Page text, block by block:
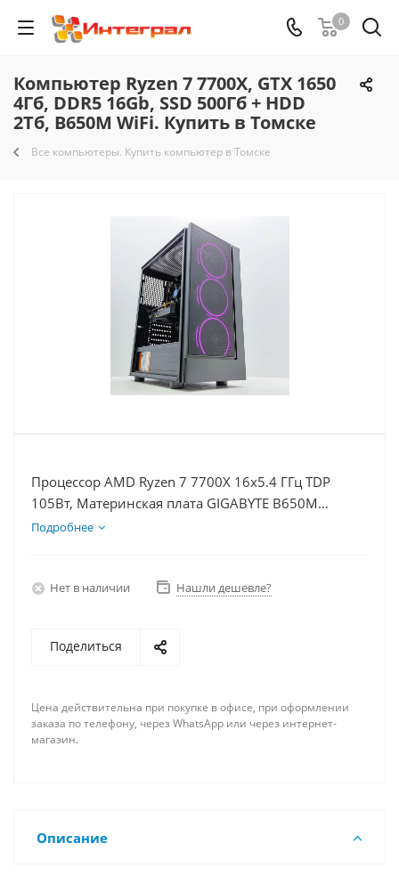
0
Компьютер Ryzen 7 7700X, GTX 1650
4Гб, DDR5 16Gb, SSD 500Гб + HDD
2Тб, B650M WiFi. Купить в Томске
Все компьютеры. Купить компьютер в Томске
Процессор AMD Ryzen 7 7700X 16x5.4 ГГц TDP
105Вт, Материнская плата GIGABYTE B650M
GAMING WIFI, Видеокарта GTX 1650 4Гб, Память
Подробнее
Нет в наличии Нашли дешевле?
Поделиться
Цена действительна при покупке в офисе, при оформлении
заказа по телефону, через WhatsApp или через интернет-
магазин.
Описание